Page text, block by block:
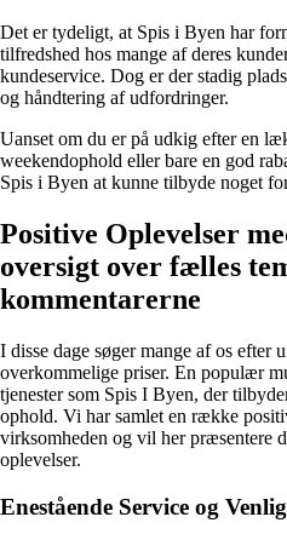
Det er tydeligt, at Spis i Byen har
tilfredshed hos mange af deres
kundeservice. Dog er der stadig
og håndtering af udfordringer.
Uanset om du er på udkig efter en
weekendophold eller bare en god
Spis i Byen at kunne tilbyde noget
Positive Oplevelser
oversigt over fælles
kommentarerne
I disse dage søger mange af os efter
overkommelige priser. En populær
tjenester som Spis I Byen, der
ophold. Vi har samlet en række
virksomheden og vil her præsentere
oplevelser.
Enestående Service og